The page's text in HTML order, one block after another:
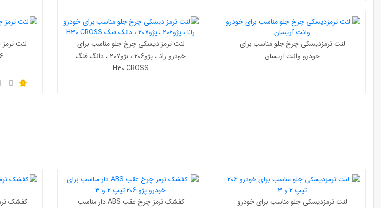
لنت ترمزدیسکی چرخ جلو مناسب برای
خودرو وانت آریسان
لنت ترمز دیسکی چرخ جلو مناسب برای
خودرو رانا ، پژو206 ، پژو207 ، دانگ فنگ
H30 CROSS
لنت
206
لنت ترمزدیسکی جلو مناسب برای خودرو
کفشک ترمز چرخ عقب ABS دار مناسب
کفشک